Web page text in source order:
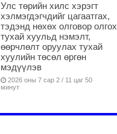
Улс төрийн хилс хэрэгт
хэлмэгдэгчдийг цагаатгах,
тэдэнд нөхөх олговор олгох
тухай хуульд нэмэлт,
өөрчлөлт оруулах тухай
хуулийн төсөл өргөн
мэдүүлэв
2026 оны 7 сар 2 / 11 цаг 50
минут